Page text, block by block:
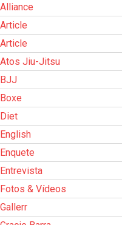
Alliance
Article
Article
Atos Jiu-Jitsu
BJJ
Boxe
Diet
English
Enquete
Entrevista
Fotos & Vídeos
Gallerr